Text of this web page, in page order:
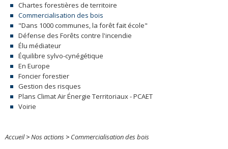
Chartes forestières de territoire
Commercialisation des bois
"Dans 1000 communes, la forêt fait école"
Défense des Forêts contre l'incendie
Élu médiateur
Équilibre sylvo-cynégétique
En Europe
Foncier forestier
Gestion des risques
Plans Climat Air Énergie Territoriaux - PCAET
Voirie
Accueil>Nos actions > Commercialisation des bois